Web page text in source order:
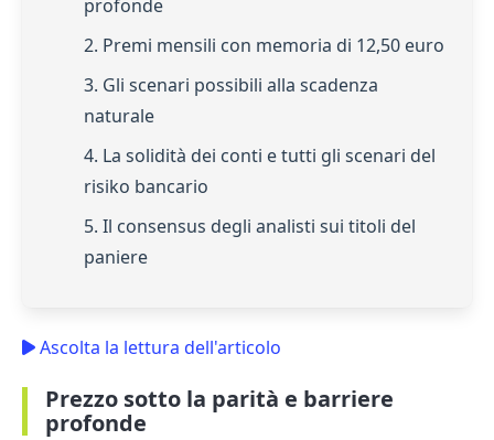
profonde
2. Premi mensili con memoria di 12,50 euro
3. Gli scenari possibili alla scadenza
naturale
4. La solidità dei conti e tutti gli scenari del
risiko bancario
5. Il consensus degli analisti sui titoli del
paniere
Ascolta la lettura dell'articolo
Prezzo sotto la parità e barriere
profonde